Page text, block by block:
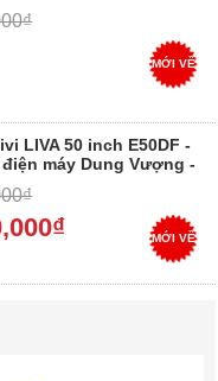
MỚI VỀ
LIVA 50 inch E50DF -
máy Dung Vượng -
MỚI VỀ